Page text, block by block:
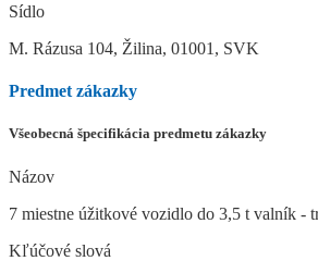
Sídlo
M. Rázusa 104, Žilina, 01001, SVK
Predmet zákazky
Všeobecná špecifikácia predmetu zákazky
Názov
7 miestne úžitkové vozidlo do 3,5 t valník -
Kľúčové slová